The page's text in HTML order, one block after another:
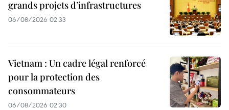
grands projets d’infrastructures
06/08/2026 02:33
Vietnam : Un cadre légal renforcé
pour la protection des
consommateurs
06/08/2026 02:30